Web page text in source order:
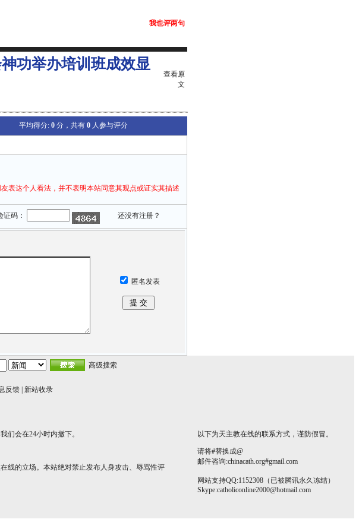
我也评两句
功举办培训班成效显
查看原
文
平均得分: 0 分，共有 0 人参与评分
友表达个人看法，并不表明本站同意其观点或证实其描述
证码： 还没有注册？
匿名发表
高级搜索
反馈 新站收录
们会在24小时内撤下。
线的立场。本站绝对禁止发布人身攻击、辱骂性评
以下为天主教在线的联系方式，谨防假冒。
请将#替换成@
邮件咨询:chinacath.org#gmail.com
网站支持QQ:1152308（已被腾讯永久冻结）
Skype:catholiconline2000@hotmail.com